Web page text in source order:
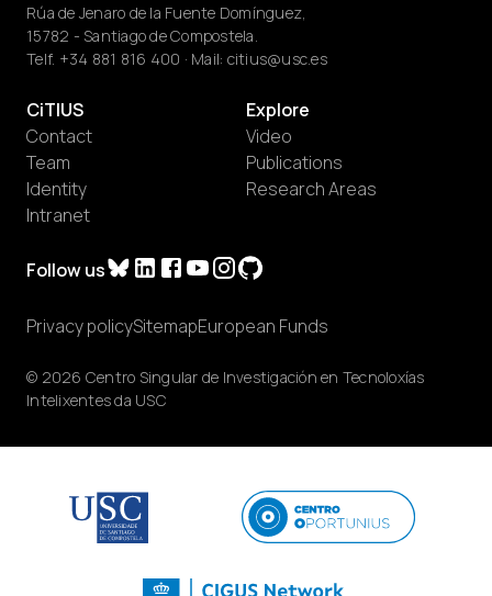
Rúa de Jenaro de la Fuente Domínguez,
15782 - Santiago de Compostela.
Telf. +34 881 816 400 · Mail: citius@usc.es
Follow us
CiTIUS
Contact
Team
Identity
Intranet
Explore
Video
Publications
Research Areas
© 2026 Centro Singular de Investigación en Tecnoloxías
Intelixentes da USC
Privacy policySitemapEuropean Funds